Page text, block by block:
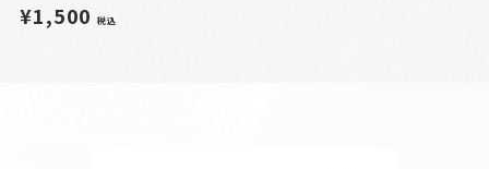
¥1,500税込